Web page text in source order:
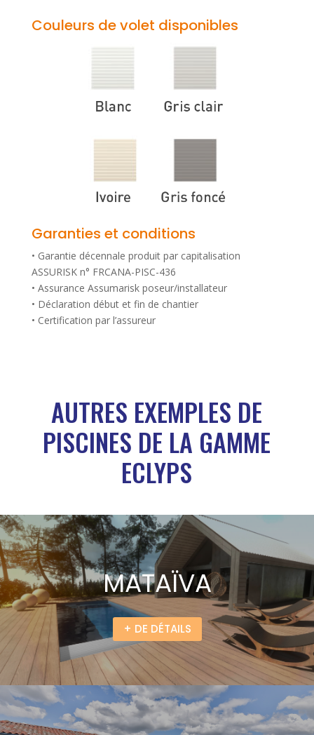
Couleurs de volet disponibles
Garanties et conditions
• Garantie décennale produit par capitalisation
ASSURISK n° FRCANA-PISC-436
• Assurance Assumarisk poseur/installateur
• Déclaration début et fin de chantier
• Certification par l’assureur
AUTRES EXEMPLES DE
PISCINES DE LA GAMME
ECLYPS
MATAÏVA
+ DE DÉTAILS